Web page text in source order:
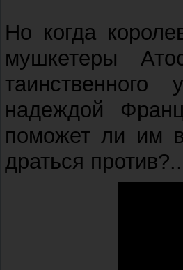
Но когда
мушкетеры
надеждой
поможет ли им
драться против?..